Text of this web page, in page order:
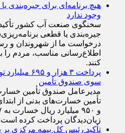
هیچ برنامه‌ای برای جیره‌بندی
وجود ندارد
سخنگوی صنعت آب کشور تأکید
جیره‌بندی یا قطعی
درخواست ما از شهروندان و
اطلاع‌رسانی مناسب، مردم
کنند.
پرداخت ۳
سوی صندوق تأمین
مدیرعامل صندوق تأمین
زیان‌دیدگان پرداخت کرده
تأکید رئیس کل بیمه مرکزی